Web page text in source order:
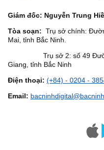
Giám đốc: Nguyễn Trung
Tòa soạn: Trụ sở chính:
Mai, tỉnh Bắc Ninh.
Trụ sở 2: số 49 Đường
Giang, tỉnh Bắc Ninh
Điện thoại: (+84) - 0204 -
Email: